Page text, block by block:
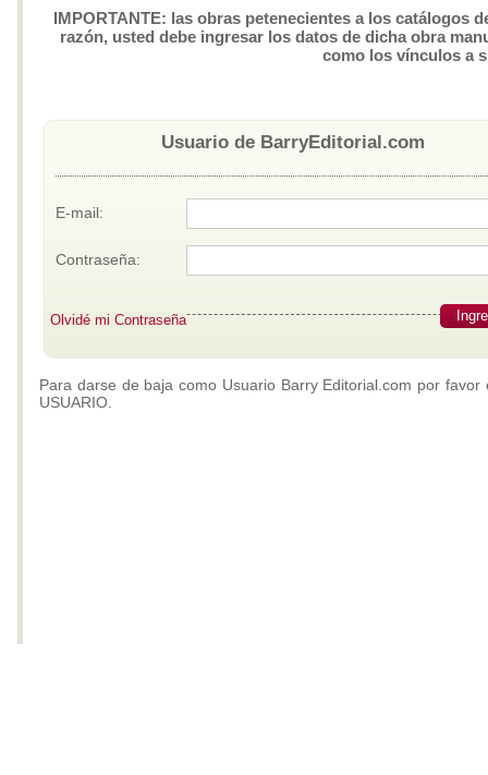
IMPORTANTE: las obras petenecientes a los catálogos
razón, usted debe ingresar los datos de dicha obra
como los vínculos a
Usuario de BarryEditorial.com
E-mail:
Contraseña:
Olvidé mi Contraseña
Para darse de baja como Usuario Barry Editorial.com por
USUARIO.